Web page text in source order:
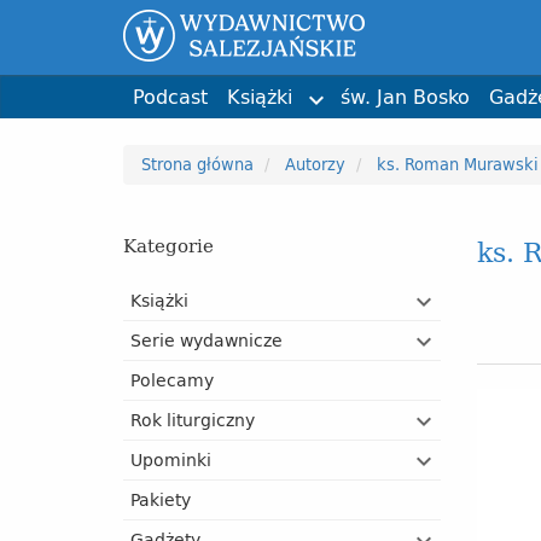
Podcast Książki 
Wychowanie
Dla katechetów i animatorów
Poradniki i przewodniki
Święci i
Liturgia
św. Jan Bosko
Przypinki Kartki i
Dzień Matki Dzień
kolorowanka
św. Jan Bosko
Phil Bosmans
Bruno Ferrero
Karol
ks.
Tadeusz
Strona główna Autorzy ks. Roman Murawski
Kategorie
Książki
Serie wydawnicze
Polecamy
Rok liturgiczny
Upominki
Pakiety
ks.